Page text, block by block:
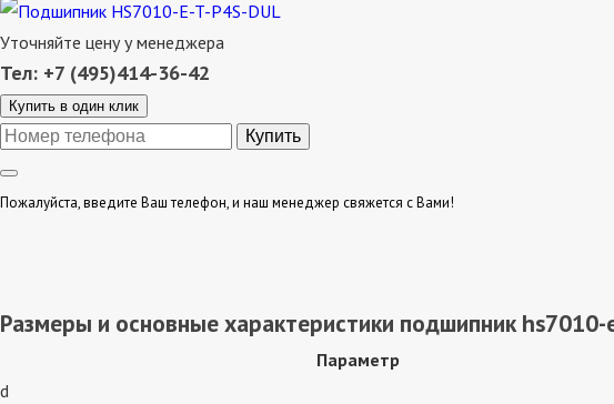
Уточняйте цену у менеджера
Тел: +7 (495)414-36-42
Купить в один клик
Пожалуйста, введите Ваш телефон, и наш менеджер свяжется с Вами!
Размеры и основные характеристики подшипник
Параметр
d